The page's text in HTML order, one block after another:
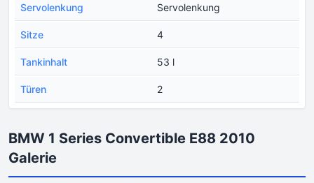
Servolenkung Servolenkung
Sitze 4
Tankinhalt 53 l
Türen 2
BMW 1 Series Convertible E88 2010
Galerie